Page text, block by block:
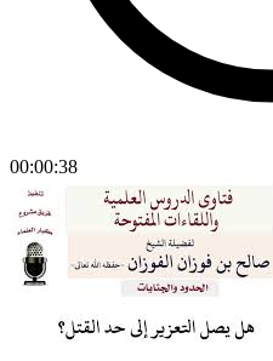
00:00:38